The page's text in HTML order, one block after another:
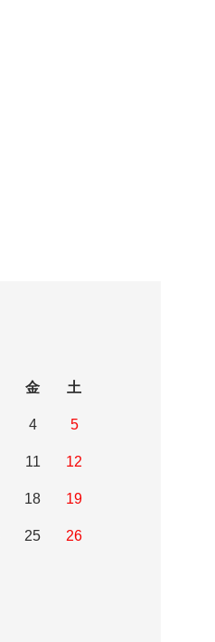
金 土
4 5
11 12
18 19
25 26